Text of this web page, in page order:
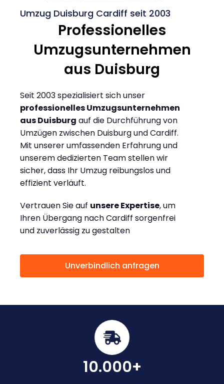
Umzug Duisburg Cardiff seit 2003
Professionelles
Umzugsunternehmen
aus Duisburg
Seit 2003 spezialisiert sich unser
professionelles Umzugsunternehmen
aus Duisburg auf die Durchführung von
Umzügen zwischen Duisburg und Cardiff.
Mit unserer umfassenden Erfahrung und
unserem dedizierten Team stellen wir
sicher, dass Ihr Umzug reibungslos und
effizient verläuft.
Vertrauen Sie auf unsere Expertise, um
Ihren Übergang nach Cardiff sorgenfrei
und zuverlässig zu gestalten
Unverbindlich anfragen
10.000+